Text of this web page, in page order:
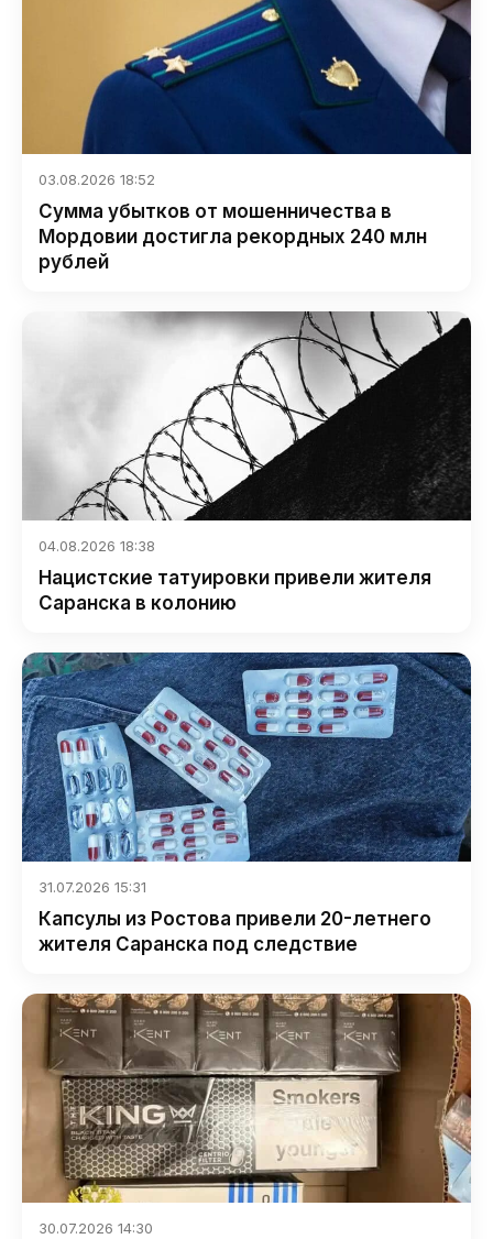
03.08.2026 18:52
Сумма убытков от мошенничества в
Мордовии достигла рекордных 240 млн
рублей
04.08.2026 18:38
Нацистские татуировки привели жителя
Саранска в колонию
31.07.2026 15:31
Капсулы из Ростова привели 20-летнего
жителя Саранска под следствие
30.07.2026 14:30